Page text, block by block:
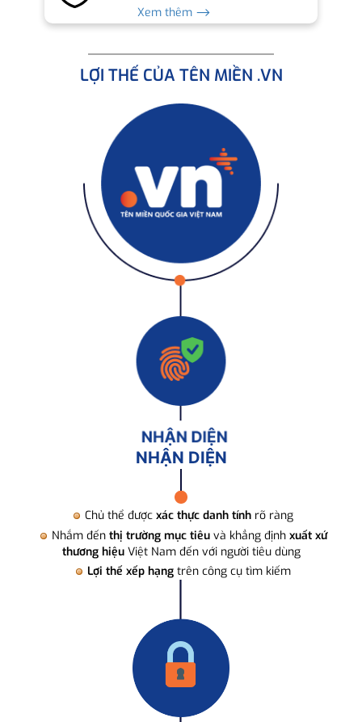
Xem thêm ⟶
LỢI THẾ CỦA TÊN MIỀN .VN
NHẬN DIỆN
Chủ thể được xác thực danh tính rõ ràng
Nhắm đến thị trường mục tiêuvà khẳng định xuất xứ
thương hiệuViệt Nam đến với người tiêu dùng
Lợi thế xếp hạng trên công cụ tìm kiếm